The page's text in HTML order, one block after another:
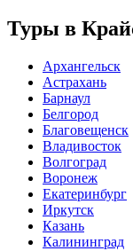
Туры в
Архангельск
Астрахань
Барнаул
Белгород
Благовещенск
Владивосток
Волгоград
Воронеж
Екатеринбург
Иркутск
Казань
Калининград